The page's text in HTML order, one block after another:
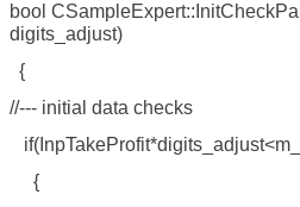
bool
digits_adjust)
{
//--- initial data checks
{